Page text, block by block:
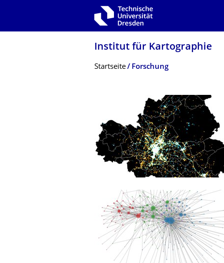
Zur Hauptnavigation springen
Institut für Kartographie
Breadcrumb-Menü
Startseite Forschung